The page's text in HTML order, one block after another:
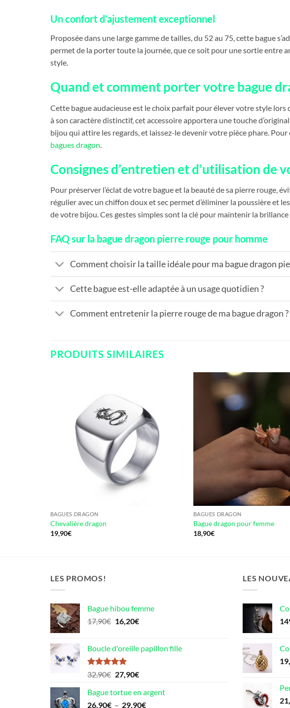
Un confort d’ajustement exceptionnel
Proposée dans une large gamme de tailles, du 52 au 75, cette bague
permet de la porter toute la journée, que ce soit pour une sortie entre
style.
Quand et comment porter votre bague
Cette bague audacieuse est le choix parfait pour élever votre style
à son caractère distinctif, cet accessoire apportera une touche
bijou qui attire les regards, et laissez-le devenir votre pièce phare.
bagues dragon.
Consignes d’entretien et d’utilisation de
Pour préserver l’éclat de votre bague et la beauté de sa pierre rouge,
régulier avec un chiffon doux et sec permet d’éliminer la poussière et
de votre bijou. Ces gestes simples sont la clé pour maintenir la brillance
FAQ sur la bague dragon pierre rouge pour homme
Comment choisir la taille idéale pour ma bague dragon
Cette bague est-elle adaptée à un usage quotidien ?
Comment entretenir la pierre rouge de ma bague dragon ?
PRODUITS SIMILAIRES
BAGUES DRAGON
Chevalière dragon
19,90€
BAGUES DRAGON
Bague dragon pour femme
18,90€
LES PROMOS!
Bague hibou femme
17,90€ Le
était :
17,90€.
16,20€Le
est :
Boucle d'oreille papillon fille
Note5.00
sur 5
32,90€ Le
initial
était :
27,90€Le
actuel
est :
Bague tortue en argent
26,90€ – 29,90€Plage
LES